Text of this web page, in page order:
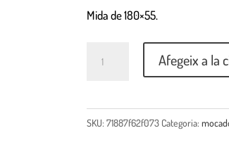
Mida de 180×55.
Afegeix a la
SKU: 71887f62f073 Categoria: